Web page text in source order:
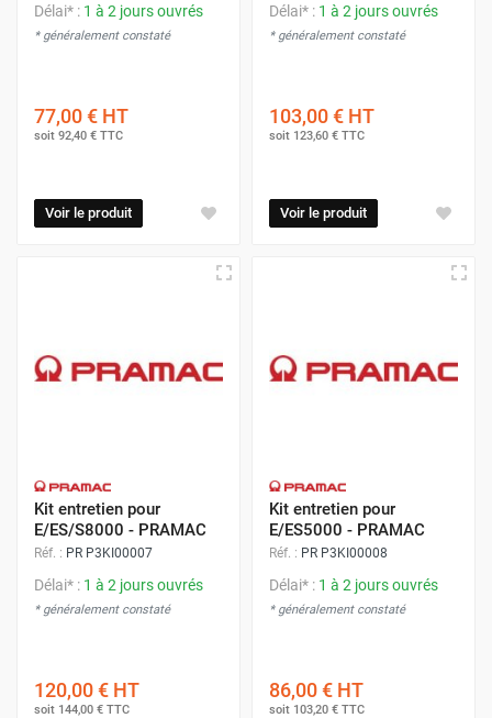
Délai* : 1 à 2 jours ouvrés
* généralement constaté
77,00 € HT
soit 92,40 € TTC
Voir le produit
Délai* : 1 à 2 jours ouvrés
* généralement constaté
103,00 € HT
soit 123,60 € TTC
Voir le produit
Kit entretien pour
E/ES/S8000 - PRAMAC
Réf. : PR P3KI00007
Délai* : 1 à 2 jours ouvrés
* généralement constaté
120,00 € HT
soit 144,00 € TTC
Kit entretien pour
E/ES5000 - PRAMAC
Réf. : PR P3KI00008
Délai* : 1 à 2 jours ouvrés
* généralement constaté
86,00 € HT
soit 103,20 € TTC